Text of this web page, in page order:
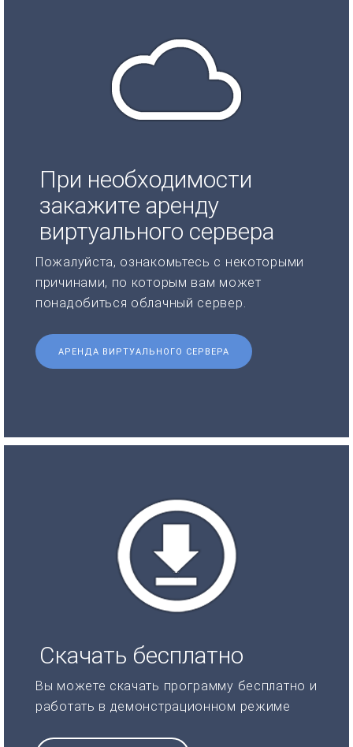
При необходимости
закажите аренду
виртуального сервера
Пожалуйста, ознакомьтесь с некоторыми
причинами, по которым вам может
понадобиться облачный сервер.
АРЕНДА ВИРТУАЛЬНОГО СЕРВЕРА
Скачать бесплатно
Вы можете скачать программу бесплатно и
работать в демонстрационном режиме